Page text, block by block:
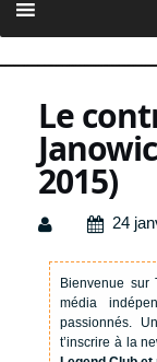
content
Le
2015)
24
Bienvenue sur
média
passionnés.
t’inscrire à la